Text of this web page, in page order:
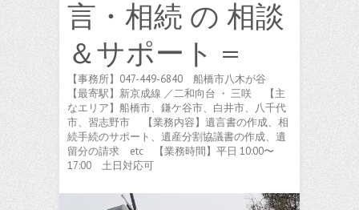
言・相続 の 相談
＆サポート =
【事務所】047-449-6840 船橋市八木が谷
【最寄駅】新京成線 ／二和向台 ・ 三咲 【主
なエリア】船橋市、鎌ケ谷市、白井市、八千代
市、習志野市 【業務内容】遺言書の作成、相
続手続のサポート、遺産分割協議書の作成、遺
留分の請求 etc 【業務時間】平日 10:00〜
17:00 土日対応可